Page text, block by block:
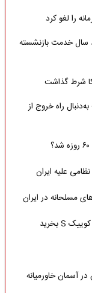
را لغو کرد
سال خدمت بازنشسته
شرط گذاشت
راه خروج از
علیه ایران
مسلحانه در ایران
آسمان خاورمیانه